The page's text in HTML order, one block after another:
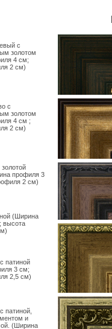
с
золотом
4 см;
2 см)
с
золотом
4 см ;
2 см)
профиля 3
2 см)
(Ширина
высота
патиной
3 см;
2,5 см)
патиной,
и
(Ширина